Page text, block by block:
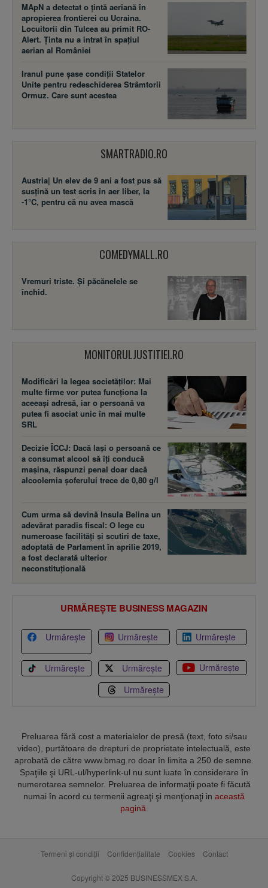
MApN a detectat o țintă aeriană în
apropierea frontierei cu Ucraina.
Locuitorii din Tulcea au primit RO-
Alert. Ținta nu a intrat în spațiul
aerian al României
Iranul pune șase condiții Statelor
Unite pentru redeschiderea Strâmtorii
Ormuz. Care sunt acestea
SMARTRADIO.RO
Austria| Un elev de 9 ani a fost pus să
susţină un test scris în aer liber, la
-1°C, pentru că nu avea mască
COMEDYMALL.RO
Vremuri triste. Şi păcănelele se
închid.
MONITORULJUSTITIEI.RO
Modificări la legea societăţilor: Mai
multe firme vor putea funcţiona la
aceeaşi adresă, iar o persoană va
putea fi asociat unic în mai multe
SRL
Decizie ÎCCJ: Dacă laşi o persoană ce
a consumat alcool să îţi conducă
maşina, răspunzi penal doar dacă
alcoolemia şoferului trece de 0,80 g/l
Cum urma să devină Insula Belina un
adevărat paradis fiscal: O lege cu
numeroase facilităţi şi scutiri de taxe,
adoptată de Parlament în aprilie 2019,
a fost declarată ulterior
neconstituţională
URMĂREȘTE BUSINESS MAGAZIN
Urmărește Urmărește Urmărește
Urmărește Urmărește
Urmărește
Urmărește
Preluarea fără cost a materialelor de presă (text, foto si/sau
video), purtătoare de drepturi de proprietate intelectuală, este
aprobată de către www.bmag.ro doar în limita a 250 de semne.
Spaţiile şi URL-ul/hyperlink-ul nu sunt luate în considerare în
numerotarea semnelor. Preluarea de informaţii poate fi făcută
numai în acord cu termenii agreaţi şi menţionaţi in această
pagină
Termeni și condiții Confidențialitate Cookies Contact
Copyright © 2025 BUSINESSMEX S.A.